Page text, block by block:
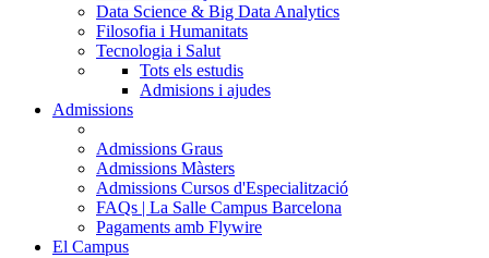
Data Science & Big Data Analytics
Filosofia i Humanitats
Tecnologia i Salut
Tots els estudis
Admisions i ajudes
Admissions
Admissions Graus
Admissions Màsters
Admissions Cursos d'Especialització
FAQs | La Salle Campus Barcelona
Pagaments amb Flywire
El Campus